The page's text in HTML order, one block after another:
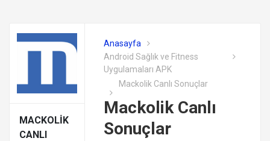
MACKOLIK
CANLI
Anasayfa
Android Sağlık ve Fitness
Uygulamaları APK
Mackolik Canlı Sonuçlar
Mackolik Canlı
Sonuçlar